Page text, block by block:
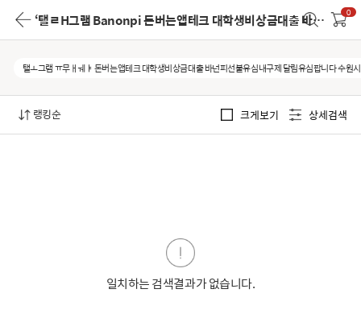
‘탤ㄹH그램 Banonpi 돈버는앱테크 대학생비상금대출 바넌피선불유심내구제 달림유심팝니다 수원시소액급전대출 정식업체’ 0
탤ㅗ그램 ㅠ무ㅐㅞㅑ 돈버는앱테크 대학생비상금대출 바넌피선불유심내구제 달림유심팝니다 수원
랭킹순 크게보기 상세검색
일치하는 검색결과가 없습니다.